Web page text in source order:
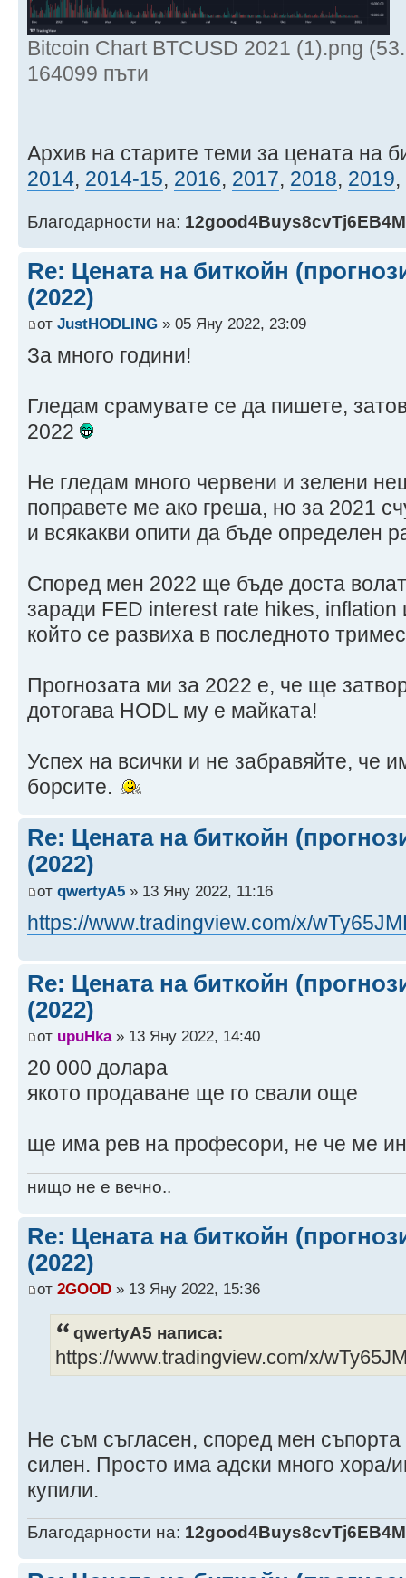
Bitcoin Chart BTCUSD 2021 (1).png
164099 пъти
Архив на старите теми за цената на
2014, 2014-15, 2016, 2017, 2018, 2019,
Благодарности на:
Re: Цената на биткойн
(2022)
от JustHODLING » 05 Яну 2022, 23:09
За много години!
Гледам срамувате се да пишете,
2022
Не гледам много червени и зелени
поправете ме ако греша, но за 2021
и всякакви опити да бъде определен
Според мен 2022 ще бъде доста
заради FED interest rate hikes, inflation
който се развиха в последното
Прогнозата ми за 2022 е, че ще
дотогава HODL му е майката!
Успех на всички и не забравяйте, че
борсите.
Re: Цената на биткойн
(2022)
от qwertyA5 » 13 Яну 2022, 11:16
https://www.tradingview.com/x/
Re: Цената на биткойн
(2022)
от upuHka» 13 Яну 2022, 14:40
20 000 долара
якото продаване ще го свали още
ще има рев на професори, не че ме
нищо не е вечно..
Re: Цената на биткойн
(2022)
от 2GOOD » 13 Яну 2022, 15:36
qwertyA5 написа:
https://www.tradingview.com/x/
Не съм съгласен, според мен съпорта
силен. Просто има адски много хора/
купили.
Благодарности на: